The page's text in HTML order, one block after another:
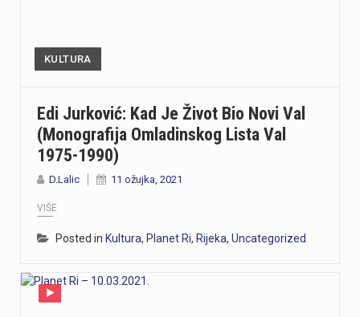
KULTURA
Edi Jurković: Kad Je Život Bio Novi Val
(monografija Omladinskog Lista Val
1975-1990)
D.Lalic 11 ožujka, 2021
VIŠE
Posted in Kultura, Planet Ri, Rijeka, Uncategorized